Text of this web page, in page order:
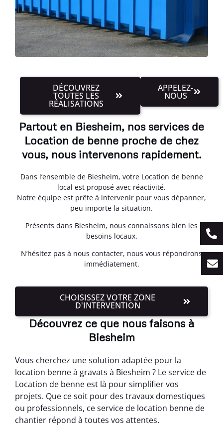
DÉCOUVREZ
TOUTES LES
RÉALISATIONS
APPELEZ-
NOUS
Partout en Biesheim, nos services de
Location de benne proche de chez
vous, nous intervenons rapidement.
Dans l’ensemble de Biesheim, votre Location de benne
local est proposé avec réactivité.
Notre équipe est prête à intervenir pour vous dépanner,
peu importe la situation.
Présents dans Biesheim, nous connaissons bien les
besoins locaux.
N’hésitez pas à nous contacter, nous vous répondrons
immédiatement.
CHOISISSEZ VOTRE ZONE
D'INTERVENTION
Découvrez ce que nous faisons à
Biesheim
Vous cherchez une solution adaptée pour la
location benne à gravats à Biesheim ? Le service de
Location de benne est là pour simplifier vos
projets. Que ce soit pour des travaux domestiques
ou professionnels, ce service de location benne de
chantier répond à toutes vos attentes.